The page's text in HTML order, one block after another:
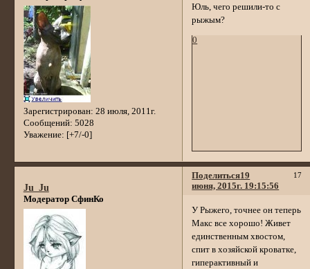
Зарегистрирован: 28 июля, 2011г.
Сообщений: 5028
Уважение: [+7/-0]
Юль, чего решили-то с
рыжым?
0
Поделиться 17
19
июня, 2015г. 19:15:56
Ju_Ju
Модератор СфинКо
У Рыжего, точнее он теперь
Макс все хорошо! Живет
единственным хвостом,
спит в хозяйской кроватке,
гиперактивный и